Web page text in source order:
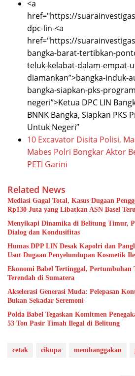
<a
href="https://
dpc-lin-<a
href="https://
bangka-barat-tertibkan-
teluk-kelabat-dalam-empat-
diamankan”>bangka-induk-
bangka-siapkan-pks-
negeri”>Ketua DPC LIN
BNNK Bangka, Siapkan PKS
Untuk Negeri”
10 Excavator Disita Polisi,
Mabes Polri Bongkar Aktor
PETI Garini
Related News
Mediasi Gagal Total, Kasus Dugaan
Rp130 Juta yang Libatkan ASN Basel
Menyikapi Dinamika di Belitung Timur,
Dialog dan Kondusifitas
Humas DPP LIN Desak Kapolri dan
Usut Dugaan Penyelundupan Kosmetik
Ekonomi Babel Tertinggal, Pertumbuhan
Terendah di Sumatera
Akselerasi Generasi Muda: Pelepasan
Bukan Sekadar Seremoni
Polda Babel Tegaskan Komitmen
53 Ton Pasir Timah Ilegal di Belitung
cetak cikupa membanggakan